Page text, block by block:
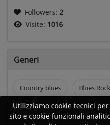
Followers: 2
Visite: 1016
Generi
Country blues Blues Rock
Rock and roll Rock anni
Utilizziamo cookie tecnici
sito e cookie funzionali